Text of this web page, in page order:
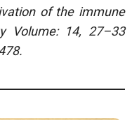
of the immune
Volume: 14, 27–33